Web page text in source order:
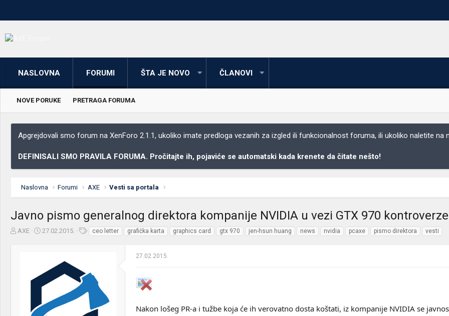
NASLOVNA FORUMI ŠTA JE NOVO ČLANOVI
NOVE PORUKE PRETRAGA FORUMA
Apgrejdovali smo forum na XenForo 2.1.1, ukoliko imate predloga vezanih za izgled ili funkcionalnost foruma, ili ukoliko naletite na
DEFINISALI SMO PRAVILA FORUMA. Pročitajte ih, pojaviće se automatski kada krenete da čitate nešto!
Naslovna Forumi AXE Vesti sa portala
Javno pismo generalnog direktora kompanije NVIDIA u vezi GTX 970 kontroverze
Z
AXE
D
p
o
e
27.02.2015.
e
ceo letter grafička karta graphics card gtx 970 jen-hsun huang news nvidia pcaxe pismo direktora vesti
27.02.2015.
Nakon lošeg PR-a i tužbe koja će ih verovatno dosta koštati, iz kompanije NVIDIA se